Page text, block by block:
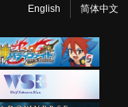
English 简体中文